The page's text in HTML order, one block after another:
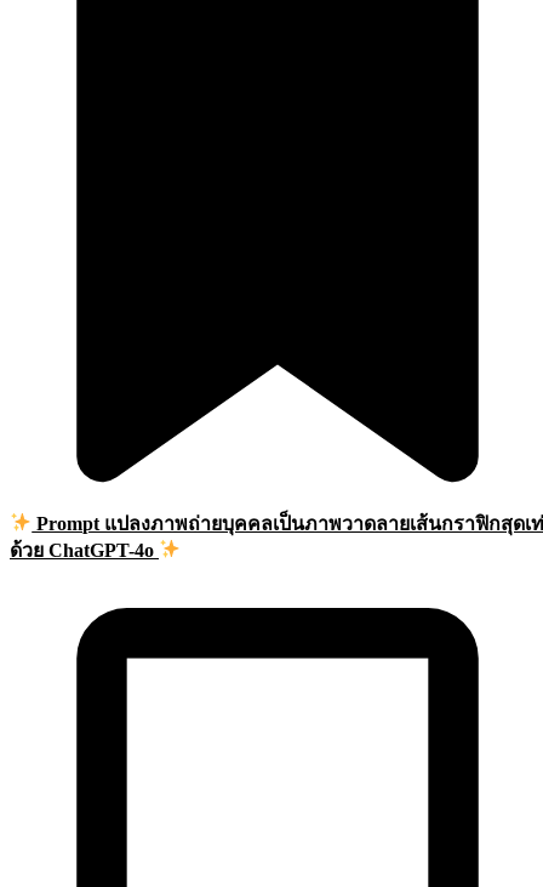
Prompt แปลงภาพถ่ายบุคคลเป็นภาพวาดลายเส้นกราฟิกสุดเ
ด้วย ChatGPT-4o